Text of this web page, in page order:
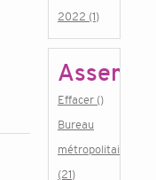
2022 (1)
Effacer ()
Bureau
métropolitain
(21)